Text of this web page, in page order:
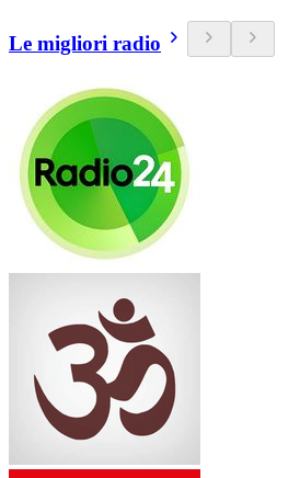
Le migliori radio